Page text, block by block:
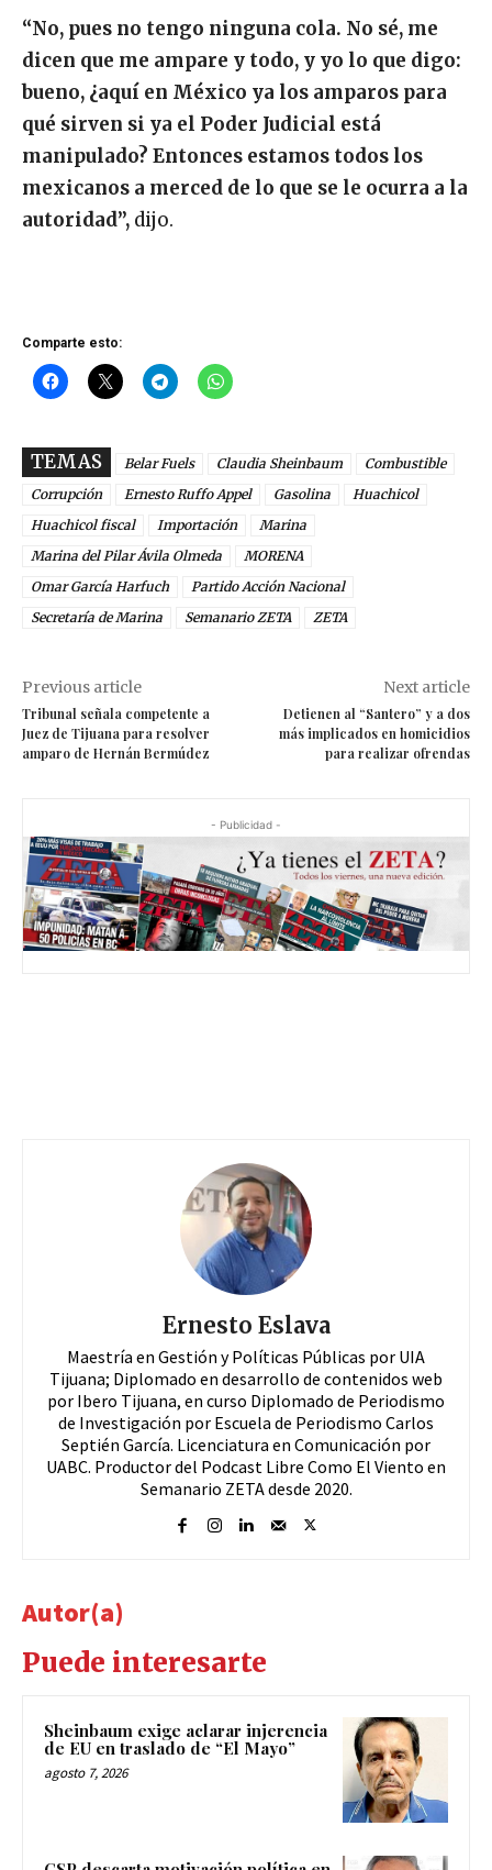
“No, pues no tengo ninguna cola. No sé, me
dicen que me ampare y todo, y yo lo que digo:
bueno, ¿aquí en México ya los amparos para
qué sirven si ya el Poder Judicial está
manipulado? Entonces estamos todos los
mexicanos a merced de lo que se le ocurra a la
autoridad”, dijo.
Comparte esto:
TEMAS Belar Fuels Claudia Sheinbaum
Combustible
Corrupción
Ernesto Ruffo Appel Gasolina
Huachicol
Huachicol fiscal
Importación
Marina
Marina del Pilar Ávila Olmeda
MORENA
Omar García Harfuch
Partido Acción Nacional
Secretaría de Marina
Semanario ZETA ZETA
Previous article
Tribunal señala competente a
Juez de Tijuana para resolver
amparo de Hernán Bermúdez
Next article
Detienen al “Santero” y a dos
más implicados en homicidios
para realizar ofrendas
- Publicidad -
Ernesto Eslava
Maestría en Gestión y Políticas Públicas por UIA
Tijuana; Diplomado en desarrollo de contenidos web
por Ibero Tijuana, en curso Diplomado de Periodismo
de Investigación por Escuela de Periodismo Carlos
Septién García. Licenciatura en Comunicación por
UABC. Productor del Podcast Libre Como El Viento en
Semanario ZETA desde 2020.
Autor(a)
Puede interesarte
Sheinbaum exige aclarar injerencia
de EU en traslado de “El Mayo”
agosto 7, 2026